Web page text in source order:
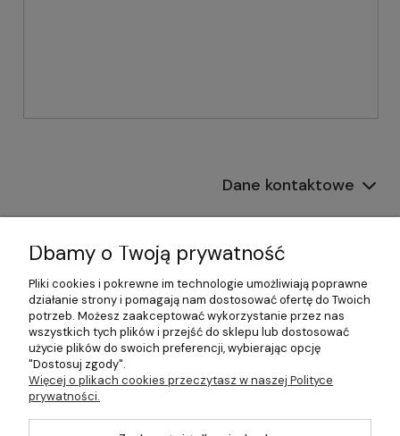
Dane kontaktowe
Informacje
Płatności i dostawa
Pomoc
Moje konto
©2026 Wszelkie Prawa Zastrzeżone | 499.pl - najlepszy sklep z
Dbamy o Twoją prywatność
Pliki cookies i pokrewne im technologie umożliwiają poprawne
działanie strony i pomagają nam dostosować ofertę do Twoich
potrzeb. Możesz zaakceptować wykorzystanie przez nas
wszystkich tych plików i przejść do sklepu lub dostosować
użycie plików do swoich preferencji, wybierając opcję
"Dostosuj zgody".
Więcej o plikach cookies przeczytasz w naszej Polityce
prywatności.